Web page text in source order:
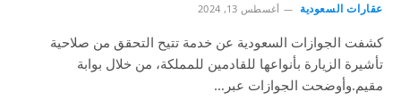
عقارات السعودية أغسطس 13, 2024
كشفت الجوازات السعودية عن خدمة تتيح التحقق من صلاحية
تأشيرة الزيارة بأنواعها للقادمين للمملكة، من خلال بوابة
مقيم.وأوضحت الجوازات عبر…